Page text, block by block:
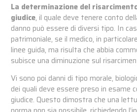
La determinazione del
giudice, il quale deve tenere conto
danno può essere di diversi tipo. In
patrimoniale, se il medico, in
linee guida, ma risulta che abbia
subisce una diminuzione sul
Vi sono poi danni di tipo morale,
dei quali deve essere preso in esame
giudice. Questo dimostra che una